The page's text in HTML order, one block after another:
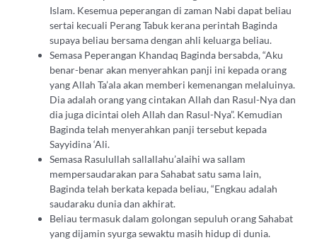
Islam. Kesemua peperangan di zaman Nabi dapat beliau
sertai kecuali Perang Tabuk kerana perintah Baginda
supaya beliau bersama dengan ahli keluarga beliau.
Semasa Peperangan Khandaq Baginda bersabda, “Aku
benar-benar akan menyerahkan panji ini kepada orang
yang Allah Ta’ala akan memberi kemenangan melaluinya.
Dia adalah orang yang cintakan Allah dan Rasul-Nya dan
dia juga dicintai oleh Allah dan Rasul-Nya”. Kemudian
Baginda telah menyerahkan panji tersebut kepada
Sayyidina ‘Ali.
Semasa Rasulullah sallallahu’alaihi wa sallam
mempersaudarakan para Sahabat satu sama lain,
Baginda telah berkata kepada beliau, “Engkau adalah
saudaraku dunia dan akhirat.
Beliau termasuk dalam golongan sepuluh orang Sahabat
yang dijamin syurga sewaktu masih hidup di dunia.